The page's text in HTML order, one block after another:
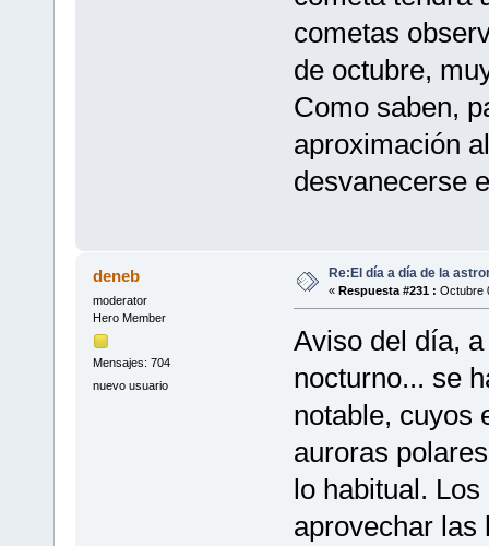
cometas
de octubre,
Como saben,
aproximación
desvanecerse
deneb
moderator
Hero Member
Mensajes: 704
nuevo usuario
Re:El día a día de la
« Respuesta #231 : Octubre
Aviso del día,
nocturno... se
notable, cuyos
auroras
lo habitual.
aprovechar las